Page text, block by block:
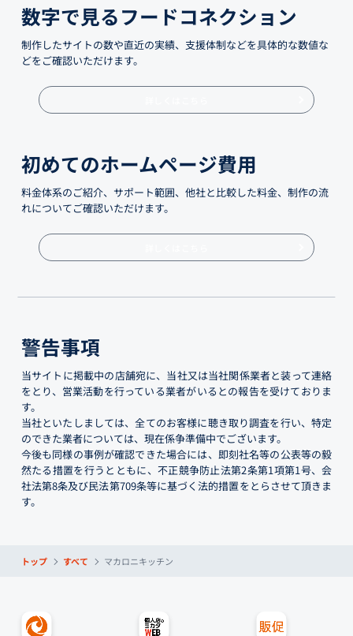
数字で見るフードコネクション
制作したサイトの数や直近の実績、支援体制などを具体的な数値な
どをご確認いただけます。
初めてのホームページ費用
料金体系のご紹介、サポート範囲、他社と比較した料金、制作の流
れについてご確認いただけます。
警告事項
当サイトに掲載中の店舗宛に、当社又は当社関係業者と装って連絡
をとり、営業活動を行っている業者がいるとの報告を受けておりま
す。
当社といたしましては、全てのお客様に聴き取り調査を行い、特定
のできた業者については、現在係争準備中でございます。
今後も同様の事例が確認できた場合には、即刻社名等の公表等の毅
然たる措置を行うとともに、不正競争防止法第2条第1項第1号、会
社法第8条及び民法第709条等に基づく法的措置をとらさせて頂きま
す。
トップ すべて マカロニキッチン